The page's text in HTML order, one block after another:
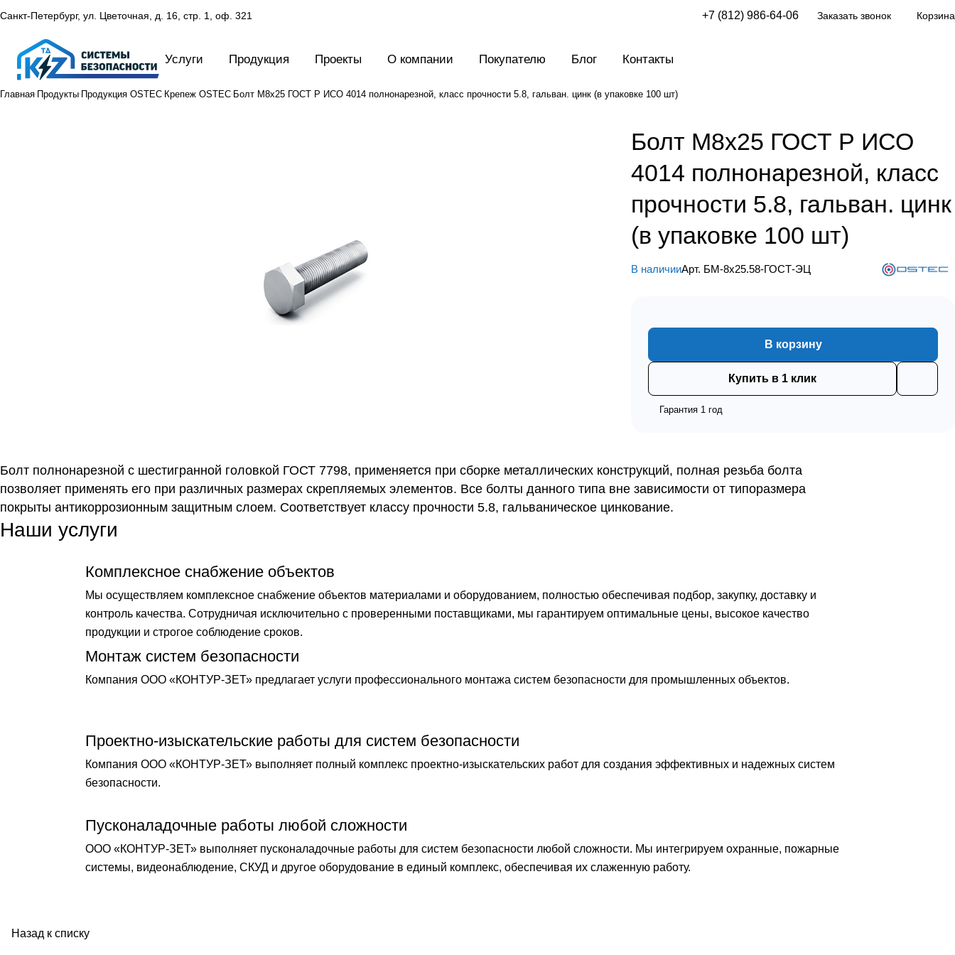
Санкт-Петербург, ул. Цветочная, д. 16, стр. 1, оф. 321 +7 (812) 986-64-06 Заказать звонок Корзина
Услуги Продукция Проекты О компании Покупателю Блог Контакты
Главная Продукты Продукция OSTEC Крепеж OSTEC Болт М8х25 ГОСТ Р ИСО 4014 полнонарезной, класс прочности 5.8, гальван. цинк (в упаковке 100 шт)
Болт М8х25 ГОСТ Р ИСО
4014 полнонарезной, класс
прочности 5.8, гальван. цинк
(в упаковке 100 шт)
В наличииАрт. БМ-8х25.58-ГОСТ-ЭЦ
В корзину
Купить в 1 клик
Гарантия 1 год
Болт полнонарезной с шестигранной головкой ГОСТ 7798, применяется при сборке металлических конструкций, полная резьба болта
позволяет применять его при различных размерах скрепляемых элементов. Все болты данного типа вне зависимости от типоразмера
покрыты антикоррозионным защитным слоем. Соответствует классу прочности 5.8, гальваническое цинкование.
Наши услуги
Комплексное снабжение объектов
Мы осуществляем комплексное снабжение объектов материалами и оборудованием, полностью обеспечивая подбор, закупку, доставку и
контроль качества. Сотрудничая исключительно с проверенными поставщиками, мы гарантируем оптимальные цены, высокое качество
продукции и строгое соблюдение сроков.
Монтаж систем безопасности
Компания ООО «КОНТУР-ЗЕТ» предлагает услуги профессионального монтажа систем безопасности для промышленных объектов.
Проектно-изыскательские работы для систем безопасности
Компания ООО «КОНТУР-ЗЕТ» выполняет полный комплекс проектно-изыскательских работ для создания эффективных и надежных систем
безопасности.
Пусконаладочные работы любой сложности
ООО «КОНТУР-ЗЕТ» выполняет пусконаладочные работы для систем безопасности любой сложности. Мы интегрируем охранные, пожарные
системы, видеонаблюдение, СКУД и другое оборудование в единый комплекс, обеспечивая их слаженную работу.
Назад к списку